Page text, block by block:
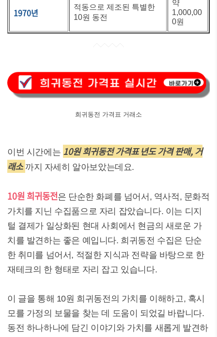
1970년
적동으로 제조된 특별한
10원 동전
약
1,000,00
0원
희귀동전 가격표 거래소
이번 시간에는 10원 희귀동전 가격표 년도 가격 판매, 거
래소 까지 자세히 알아보았는데요.
10원 희귀동전은 단순한 화폐를 넘어서, 역사적, 문화적
가치를 지닌 수집품으로 자리 잡았습니다. 이는 디지
털 결제가 일상화된 현대 사회에서 현금의 새로운 가
치를 발견하는 좋은 예입니다. 희귀동전 수집은 단순
한 취미를 넘어서, 적절한 지식과 전략을 바탕으로 한
재테크의 한 형태로 자리 잡고 있습니다.
이 글을 통해 10원 희귀동전의 가치를 이해하고, 혹시
모를 가정의 보물을 찾는 데 도움이 되었길 바랍니다.
동전 하나하나에 담긴 이야기와 가치를 새롭게 발견하